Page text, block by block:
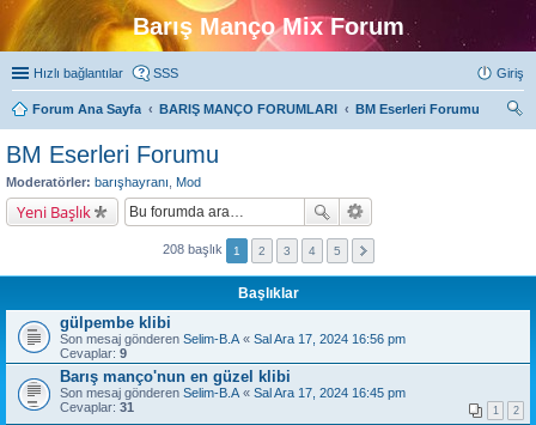
Barış Manço Mix Forum
Hızlı bağlantılar SSS Giriş
Forum Ana Sayfa BARIŞ MANÇO FORUMLARI
BM Eserleri Forumu
BM Eserleri Forumu
Moderatörler: barışhayranı Mod
Yeni Başlık
208 başlık 1 2 3 4 5
Başlıklar
gülpembe klibi
Son mesaj gönderen Selim-B.A « Sal Ara 17, 2024 16:56 pm
Cevaplar: 9
Barış manço'nun en güzel klibi
Son mesaj gönderen Selim-B.A « Sal Ara 17, 2024 16:45 pm
Cevaplar: 31 1 2